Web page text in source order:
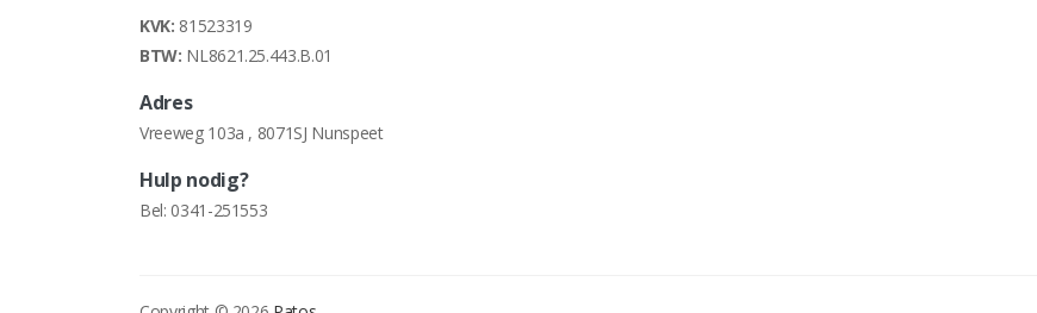
KVK: 81523319
BTW: NL8621.25.443.B.01
Adres
Vreeweg 103a , 8071SJ Nunspeet
Hulp nodig?
Bel: 0341-251553